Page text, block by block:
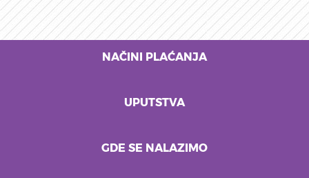
NAČINI PLAĆANJA
UPUTSTVA
GDE SE NALAZIMO